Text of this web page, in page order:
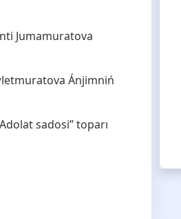
Jumamuratova
Ánjimniń
sadosi” toparı